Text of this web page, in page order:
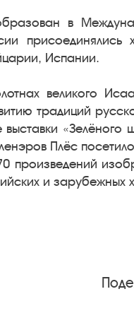
в
Испании.
великого
традиций
Плёс
и